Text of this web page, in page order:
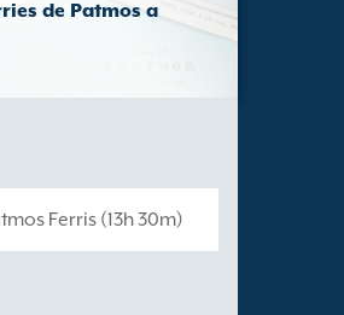
de Patmos a
Ferris (13h 30m)